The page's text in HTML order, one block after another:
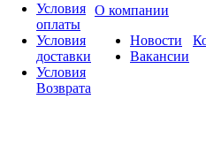
Условия
оплаты
Условия
доставки
Условия
Возврата
О компании
Новости
Вакансии